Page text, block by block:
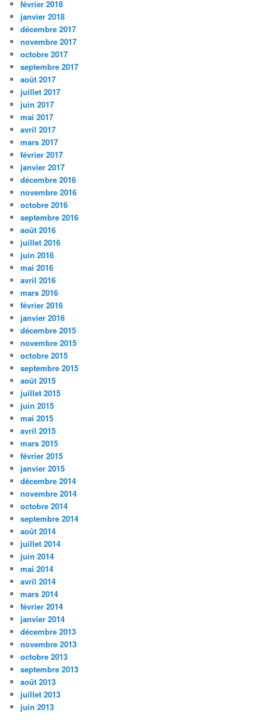
février 2018
janvier 2018
décembre 2017
novembre 2017
octobre 2017
septembre 2017
août 2017
juillet 2017
juin 2017
mai 2017
avril 2017
mars 2017
février 2017
janvier 2017
décembre 2016
novembre 2016
octobre 2016
septembre 2016
août 2016
juillet 2016
juin 2016
mai 2016
avril 2016
mars 2016
février 2016
janvier 2016
décembre 2015
novembre 2015
octobre 2015
septembre 2015
août 2015
juillet 2015
juin 2015
mai 2015
avril 2015
mars 2015
février 2015
janvier 2015
décembre 2014
novembre 2014
octobre 2014
septembre 2014
août 2014
juillet 2014
juin 2014
mai 2014
avril 2014
mars 2014
février 2014
janvier 2014
décembre 2013
novembre 2013
octobre 2013
septembre 2013
août 2013
juillet 2013
juin 2013